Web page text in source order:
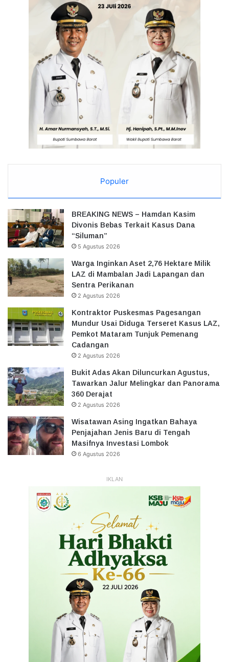
Populer
BREAKING NEWS – Hamdan Kasim
Divonis Bebas Terkait Kasus Dana
“Siluman”
5 Agustus 2026
Warga Inginkan Aset 2,76 Hektare Milik
LAZ di Mambalan Jadi Lapangan dan
Sentra Perikanan
2 Agustus 2026
Kontraktor Puskesmas Pagesangan
Mundur Usai Diduga Terseret Kasus LAZ,
Pemkot Mataram Tunjuk Pemenang
Cadangan
2 Agustus 2026
Bukit Adas Akan Diluncurkan Agustus,
Tawarkan Jalur Melingkar dan Panorama
360 Derajat
2 Agustus 2026
Wisatawan Asing Ingatkan Bahaya
Penjajahan Jenis Baru di Tengah
Masifnya Investasi Lombok
6 Agustus 2026
IKLAN